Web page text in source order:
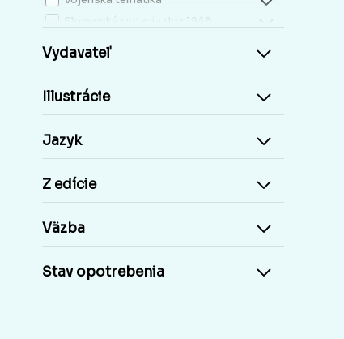
Slovenské vydania do r.1948
Kresťanská literatúra
Príroda a človek
Cudzie jazyky, učebnice a slovníky
Učebnice základná škola
Staré tlače, Early prints
Časopisy a noviny
Vydavateľ
Illustrácie
Jazyk
Z edície
Väzba
Stav opotrebenia